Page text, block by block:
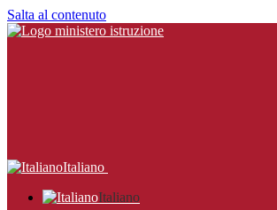
Salta al contenuto
Italiano
Italiano